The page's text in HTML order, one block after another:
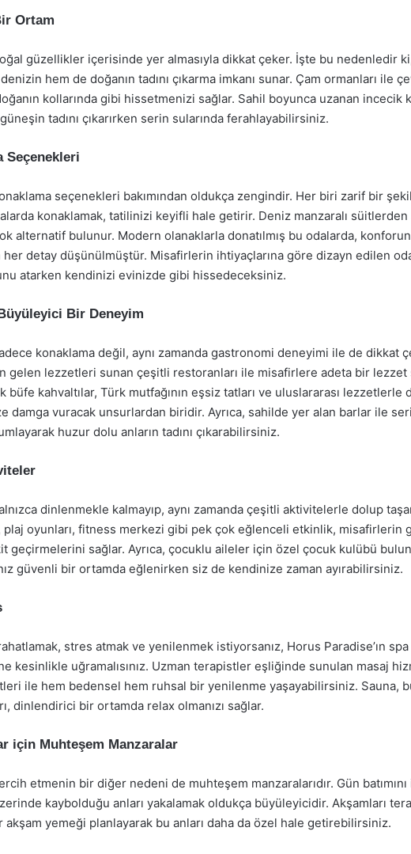
Ortam
güzellikler içerisinde yer almasıyla dikkat çeker. İşte bu nedenledir
hem de doğanın tadını çıkarma imkanı sunar. Çam ormanları ile
kollarında gibi hissetmenizi sağlar. Sahil boyunca uzanan incecik
tadını çıkarırken serin sularında ferahlayabilirsiniz.
Seçenekleri
seçenekleri bakımından oldukça zengindir. Her biri zarif bir
konaklamak, tatilinizi keyifli hale getirir. Deniz manzaralı
alternatif bulunur. Modern olanaklarla donatılmış bu odalarda,
detay düşünülmüştür. Misafirlerin ihtiyaçlarına göre dizayn edilen
atarken kendinizi evinizde gibi hissedeceksiniz.
Bir Deneyim
konaklama değil, aynı zamanda gastronomi deneyimi ile de dikkat
gelen lezzetleri sunan çeşitli restoranları ile misafirlere adeta bir lezzet
büfe kahvaltılar, Türk mutfağının eşsiz tatları ve uluslararası lezzetlerle
damga vuracak unsurlardan biridir. Ayrıca, sahilde yer alan barlar ile
huzur dolu anların tadını çıkarabilirsiniz.
dinlenmekle kalmayıp, aynı zamanda çeşitli aktivitelerle dolup
plaj oyunları, fitness merkezi gibi pek çok eğlenceli etkinlik, misafirlerin
geçirmelerini sağlar. Ayrıca, çocuklu aileler için özel çocuk kulübü
güvenli bir ortamda eğlenirken siz de kendinize zaman ayırabilirsiniz.
stres atmak ve yenilenmek istiyorsanız, Horus Paradise’ın spa
kesinlikle uğramalısınız. Uzman terapistler eşliğinde sunulan masaj
ile hem bedensel hem ruhsal bir yenilenme yaşayabilirsiniz. Sauna,
dinlendirici bir ortamda relax olmanızı sağlar.
için Muhteşem Manzaralar
etmenin bir diğer nedeni de muhteşem manzaralarıdır. Gün
kaybolduğu anları yakalamak oldukça büyüleyicidir. Akşamları
akşam yemeği planlayarak bu anları daha da özel hale getirebilirsiniz.